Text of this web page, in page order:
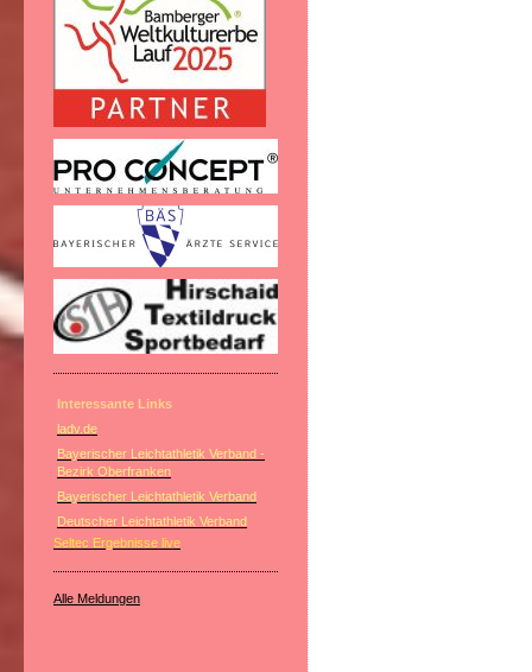
Interessante Links
ladv.de
Bayerischer Leichtathletik Verband -
Bezirk Oberfranken
Bayerischer Leichtathletik Verband
Deutscher Leichtathletik Verband
Seltec Ergebnisse live
Alle Meldungen